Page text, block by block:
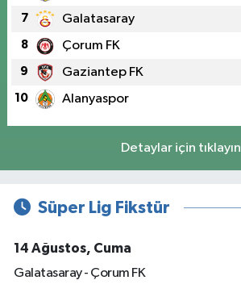
7 Galatasaray
8 Çorum FK
9 Gaziantep FK
10 Alanyaspor
Detaylar için tıklayın
Süper Lig Fikstür
14 Ağustos, Cuma
Galatasaray - Çorum FK